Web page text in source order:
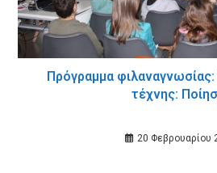
Πρόγραμμα φιλαναγνωσίας:
τέχνης:
20 Φεβρουαρίου